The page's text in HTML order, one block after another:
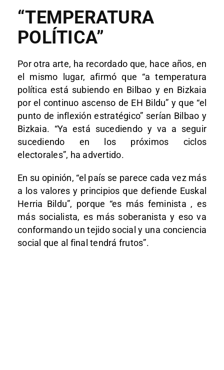
“TEMPERATURA
POLÍTICA”
Por otra arte, ha recordado que, hace años, en
el mismo lugar, afirmó que “a temperatura
política está subiendo en Bilbao y en Bizkaia
por el continuo ascenso de EH Bildu” y que “el
punto de inflexión estratégico” serían Bilbao y
Bizkaia. “Ya está sucediendo y va a seguir
sucediendo en los próximos ciclos
electorales”, ha advertido.
En su opinión, “el país se parece cada vez más
a los valores y principios que defiende Euskal
Herria Bildu”, porque “es más feminista , es
más socialista, es más soberanista y eso va
conformando un tejido social y una conciencia
social que al final tendrá frutos”.